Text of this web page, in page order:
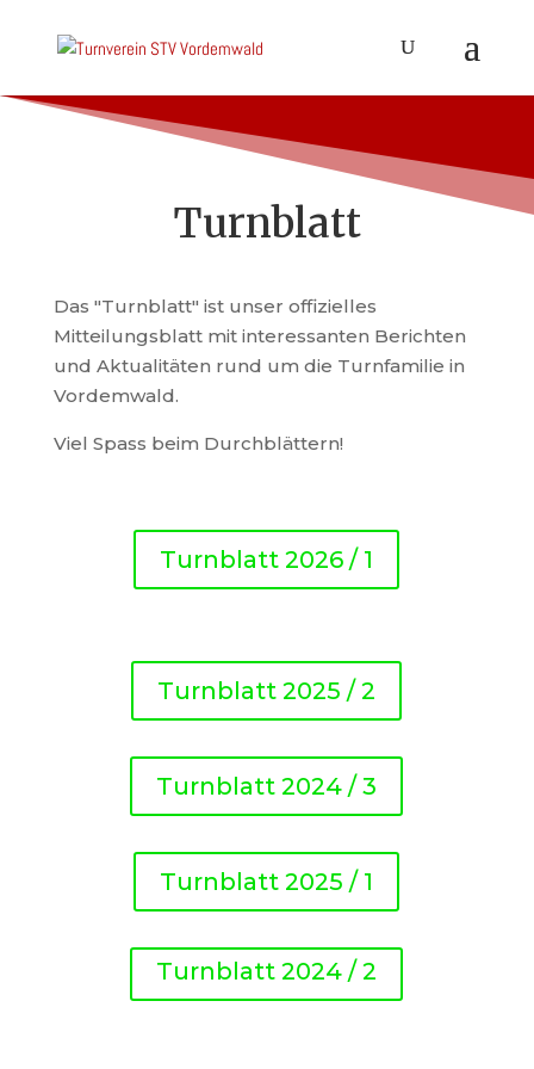
Turnblatt
Das "Turnblatt" ist unser offizielles
Mitteilungsblatt mit interessanten Berichten
und Aktualitäten rund um die Turnfamilie in
Vordemwald.
Viel Spass beim Durchblättern!
Turnblatt 2026 / 1
Turnblatt 2025 / 2
Turnblatt 2024 / 3
Turnblatt 2025 / 1
Turnblatt 2024 / 2